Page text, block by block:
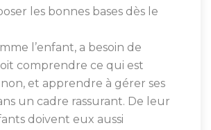
les bonnes bases dès le
l’enfant, a besoin de
comprendre ce qui est
et apprendre à gérer ses
un cadre rassurant. De leur
doivent eux aussi